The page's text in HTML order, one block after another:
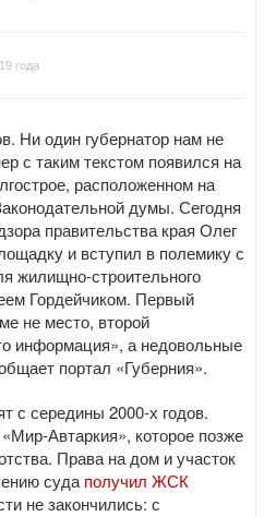
года
Ни один губернатор нам не
с таким текстом появился на
расположенном на
думы. Сегодня
правительства края Олег
и вступил в полемику с
жилищно-строительного
Гордейчиком. Первый
не место, второй
информация», а недовольные
портал «Губерния».
с середины 2000-х годов.
Автаркия», которое позже
Права на дом и участок
суда получил ЖСК
не закончились: с